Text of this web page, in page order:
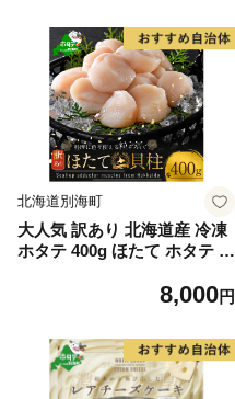
北海道別海町
大人気 訳あり 北海道産 冷凍
ホタテ 400g ほたて ホタテ 帆
8,000円